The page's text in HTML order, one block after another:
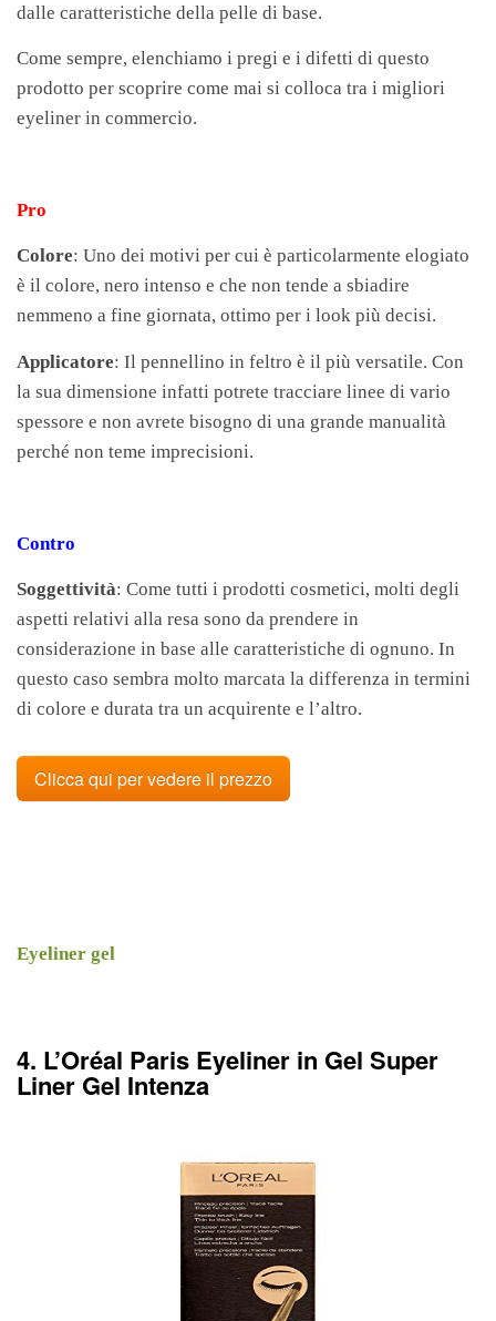
dalle caratteristiche della pelle di base.
Come sempre, elenchiamo i pregi e i difetti di questo
prodotto per scoprire come mai si colloca tra i migliori
eyeliner in commercio.
Pro
Colore: Uno dei motivi per cui è particolarmente elogiato
è il colore, nero intenso e che non tende a sbiadire
nemmeno a fine giornata, ottimo per i look più decisi.
Applicatore: Il pennellino in feltro è il più versatile. Con
la sua dimensione infatti potrete tracciare linee di vario
spessore e non avrete bisogno di una grande manualità
perché non teme imprecisioni.
Contro
Soggettività: Come tutti i prodotti cosmetici, molti degli
aspetti relativi alla resa sono da prendere in
considerazione in base alle caratteristiche di ognuno. In
questo caso sembra molto marcata la differenza in termini
di colore e durata tra un acquirente e l’altro.
Clicca qui per vedere il prezzo
Eyeliner gel
4. L’Oréal Paris Eyeliner in Gel Super
Liner Gel Intenza